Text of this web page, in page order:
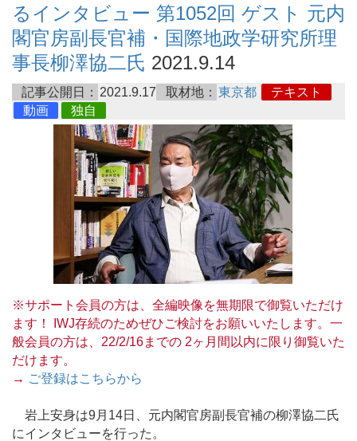
るインタビュー 第1052回 ゲスト 元内
閣官房副長官補・国際地政学研究所理
事長柳澤協二氏 2021.9.14
記事公開日： 2021.9.17 取材地： 東京都
テキスト
動画
独自
※サポート会員の方は、全編映像を無期限で御覧いただけ
ます！ IWJ存続のためぜひご検討をお願いいたします。一
般会員の方は、22/2/16までの 2ヶ月間以内に限り御覧いた
だけます。
→ ご登録はこちらから
岩上安身は9月14日、元内閣官房副長官補の柳澤協二氏
にインタビューを行った。